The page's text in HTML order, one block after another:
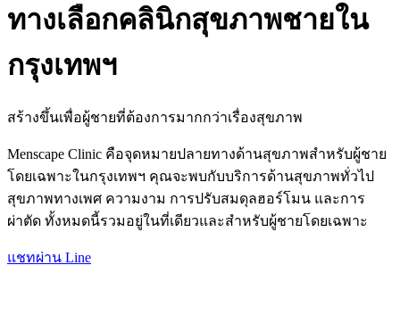
ทางเลือกคลินิกสุขภาพชายใน
กรุงเทพฯ
สร้างขึ้นเพื่อผู้ชายที่ต้องการมากกว่าเรื่องสุขภาพ
Menscape Clinic คือจุดหมายปลายทางด้านสุขภาพสำหรับผู้ชาย
โดยเฉพาะในกรุงเทพฯ คุณจะพบกับบริการด้านสุขภาพทั่วไป
สุขภาพทางเพศ ความงาม การปรับสมดุลฮอร์โมน และการ
ผ่าตัด ทั้งหมดนี้รวมอยู่ในที่เดียวและสำหรับผู้ชายโดยเฉพาะ
แชทผ่าน Line